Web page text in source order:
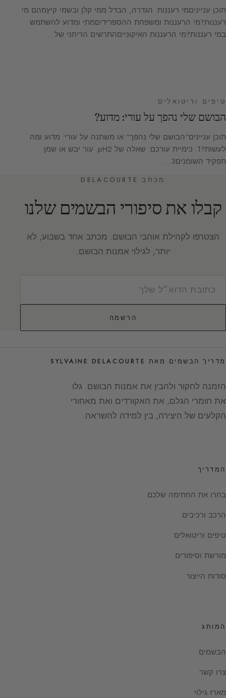
תוכן ענייניםמי רעננות: הגדרה, הבדל ממי קלן ובשמי קיץמהם מי
רעננות?מי הרעננות ומשפחת ההספרידיםמתי ומדוע להשתמש
במי רעננות?מי הרעננות האיקונייםהתרשים הריחני של…
טיפים וריטואלים
הבושם שלי נהפך על עורי: מדוע?
תוכן עניינים“הבושם שלי נהפך” או משתנה על עורי: מדוע ומה
לעשות?1. כימיית עורכם: שאלה של pH2. עור יבש או שמן:
תפקיד השומנים3.…
מכתב DELACOURTE
קבלו את סיפורי הבשמים שלנו
הצטרפו לקהילת אוהבי הבושם. מכתב אחד בשבוע, לא
יותר, לגילוי אמנות הבושם.
הרשמה
מדריך הבשמים מאת SYLVAINE DELACOURTE
הזמנה לחקור ולהבין את אמנות הבושם. גלו
את חומרי הגלם, את האקורדים ואת מאחורי
הקלעים של היצירה, בין למידה להשראה.
המדריך
בחרו את החתימה שלכם
הרכב ורכיבים
טיפים וריטואלים
מורשת וסיפורים
סודות הייצור
המותג
הבשמים
צרו קשר
מארז גילוי